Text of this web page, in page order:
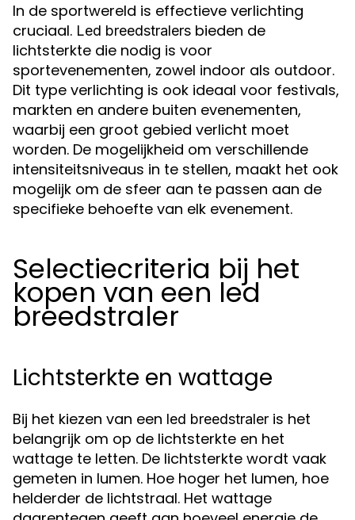
In de sportwereld is effectieve verlichting
cruciaal. Led breedstralers bieden de
lichtsterkte die nodig is voor
sportevenementen, zowel indoor als outdoor.
Dit type verlichting is ook ideaal voor festivals,
markten en andere buiten evenementen,
waarbij een groot gebied verlicht moet
worden. De mogelijkheid om verschillende
intensiteitsniveaus in te stellen, maakt het ook
mogelijk om de sfeer aan te passen aan de
specifieke behoefte van elk evenement.
Selectiecriteria bij het
kopen van een led
breedstraler
Lichtsterkte en wattage
Bij het kiezen van een led breedstraler is het
belangrijk om op de lichtsterkte en het
wattage te letten. De lichtsterkte wordt vaak
gemeten in lumen. Hoe hoger het lumen, hoe
helderder de lichtstraal. Het wattage